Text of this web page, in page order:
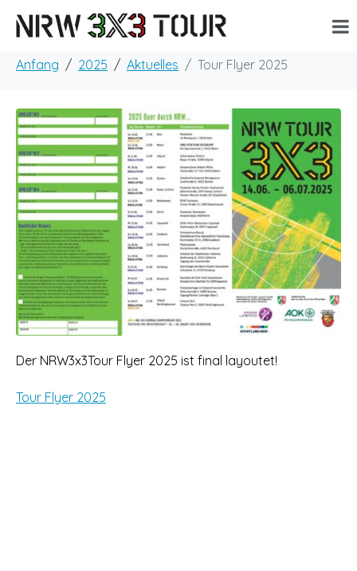
Anfang 2025 Aktuelles Tour Flyer 2025
Der NRW3x3Tour Flyer 2025 ist final layoutet!
Tour Flyer 2025